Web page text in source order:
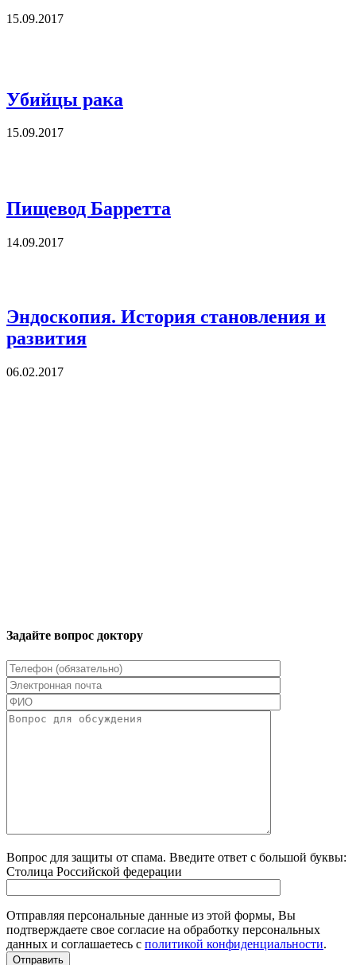
15.09.2017
Убийцы рака
15.09.2017
Пищевод Барретта
14.09.2017
Эндоскопия. История становления и
развития
06.02.2017
Задайте вопрос доктору
Вопрос для защиты от спама. Введите ответ с большой буквы:
Столица Российской федерации
Отправляя персональные данные из этой формы, Вы
подтверждаете свое согласие на обработку персональных
данных и соглашаетесь с политикой конфиденциальности.